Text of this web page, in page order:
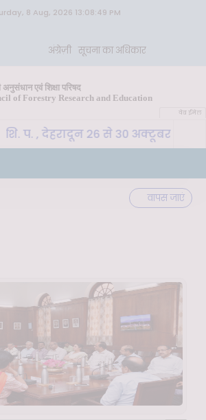
8 Aug, 2026 13:08:49 PM
अंग्रेज़ी सूचना का अधिकार
अनुसंधान एवं शिक्षा परिषद
of Forestry Research and Education
वेब ईमेल
शि. प. , देहरादून 26 से 30 अक्टूबर
वापस जाएं